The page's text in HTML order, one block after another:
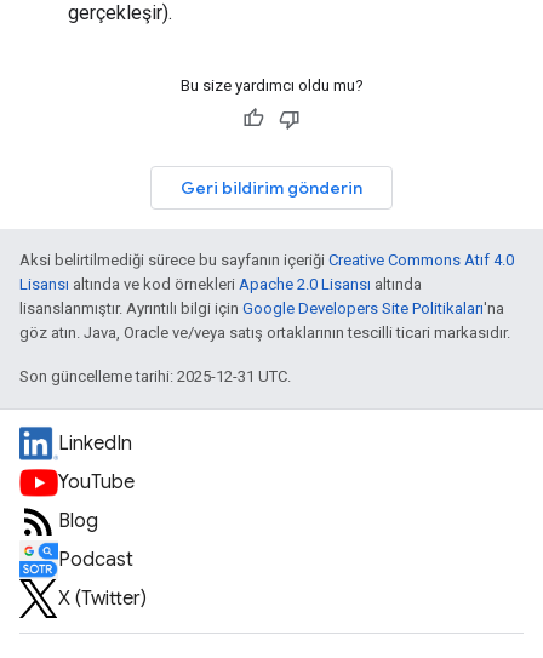
gerçekleşir).
Bu size yardımcı oldu mu?
Geri bildirim gönderin
Aksi belirtilmediği sürece bu sayfanın içeriği Creative Commons Atıf 4.0
Lisansı altında ve kod örnekleri Apache 2.0 Lisansı altında
lisanslanmıştır. Ayrıntılı bilgi için Google Developers Site Politikaları'na
göz atın. Java, Oracle ve/veya satış ortaklarının tescilli ticari markasıdır.
Son güncelleme tarihi: 2025-12-31 UTC.
LinkedIn
YouTube
Blog
Podcast
X (Twitter)